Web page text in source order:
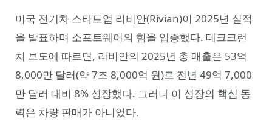
미국 전기차 스타트업 리비안(Rivian)이 2025년 실적
을 발표하며 소프트웨어의 힘을 입증했다. 테크크런
치 보도에 따르면, 리비안의 2025년 총 매출은 53억
8,000만 달러(약 7조 8,000억 원)로 전년 49억 7,000
만 달러 대비 8% 성장했다. 그러나 이 성장의 핵심 동
력은 차량 판매가 아니었다.